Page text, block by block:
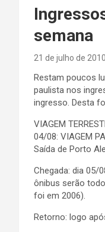
semana
21 de julho de 2010
Restam poucos
paulista nos
ingresso. Desta
VIAGEM
04/08: VIAGEM
Saída de Porto
Chegada: dia 05/
ônibus serão
foi em 2006).
Retorno: logo